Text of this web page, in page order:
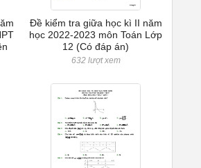
Đề kiểm tra giữa học kì II năm
học 2022-2023 môn Toán Lớp
12 (Có đáp án)
632 lượt xem